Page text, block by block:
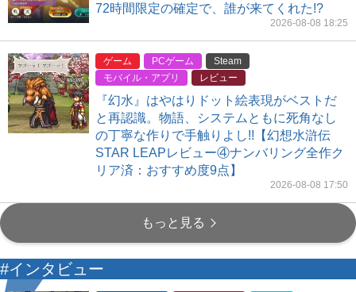
72時間限定の確定で、誰が来てくれた!?
2026-08-08 18:25
ゲーム PCゲーム
Steam
モバイル・アプリ
レビュー
『幻水』はやはりドット絵表現がベストだ
と再認識。物語、システムともに死角なし
の丁寧な作りで手触りよし!!【幻想水滸伝
STAR LEAPレビュー④ナンバリング全作ク
リア済：おすすめ度9点】
2026-08-08 17:50
もっと見る
#インタビュー